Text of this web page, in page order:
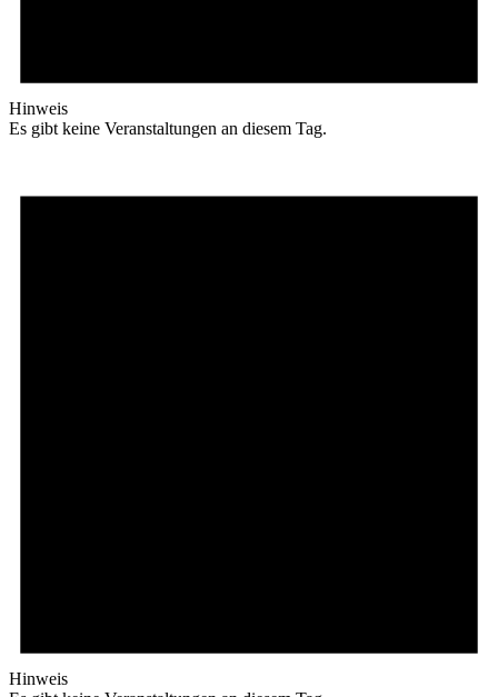
Hinweis
Es gibt keine Veranstaltungen an diesem Tag.
Hinweis